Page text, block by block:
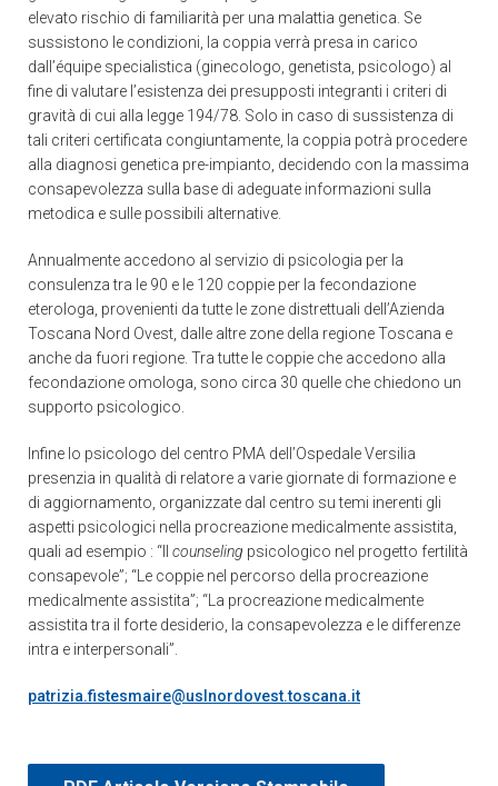
elevato rischio di familiarità per una malattia genetica. Se
sussistono le condizioni, la coppia verrà presa in carico
dall’équipe specialistica (ginecologo, genetista, psicologo) al
fine di valutare l’esistenza dei presupposti integranti i criteri di
gravità di cui alla legge 194/78. Solo in caso di sussistenza di
tali criteri certificata congiuntamente, la coppia potrà procedere
alla diagnosi genetica pre-impianto, decidendo con la massima
consapevolezza sulla base di adeguate informazioni sulla
metodica e sulle possibili alternative.
Annualmente accedono al servizio di psicologia per la
consulenza tra le 90 e le 120 coppie per la fecondazione
eterologa, provenienti da tutte le zone distrettuali dell’Azienda
Toscana Nord Ovest, dalle altre zone della regione Toscana e
anche da fuori regione. Tra tutte le coppie che accedono alla
fecondazione omologa, sono circa 30 quelle che chiedono un
supporto psicologico.
Infine lo psicologo del centro PMA dell’Ospedale Versilia
presenzia in qualità di relatore a varie giornate di formazione e
di aggiornamento, organizzate dal centro su temi inerenti gli
aspetti psicologici nella procreazione medicalmente assistita,
quali ad esempio : “Il counseling psicologico nel progetto fertilità
consapevole”; “Le coppie nel percorso della procreazione
medicalmente assistita”; “La procreazione medicalmente
assistita tra il forte desiderio, la consapevolezza e le differenze
intra e interpersonali”.
patrizia.fistesmaire@uslnordovest.toscana.it